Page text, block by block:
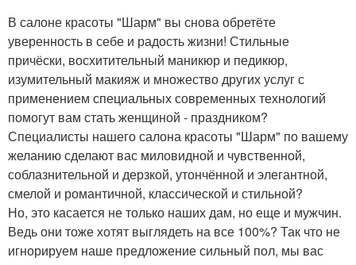
В салоне красоты "Шарм" вы снова обретёте
уверенность в себе и радость жизни! Стильные
причёски, восхитительный маникюр и педикюр,
изумительный макияж и множество других услуг с
применением специальных современных технологий
помогут вам стать женщиной - праздником?
Специалисты нашего салона красоты "Шарм" по вашему
желанию сделают вас миловидной и чувственной,
соблазнительной и дерзкой, утончённой и элегантной,
смелой и романтичной, классической и стильной?
Но, это касается не только наших дам, но еще и мужчин.
Ведь они тоже хотят выглядеть на все 100%? Так что не
игнорируем наше предложение сильный пол, мы вас